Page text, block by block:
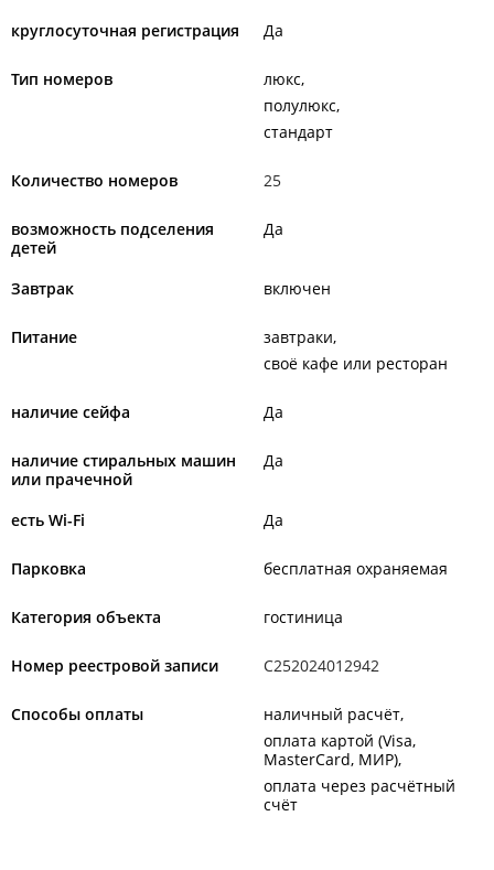
круглосуточная регистрация Да
Тип номеров
люкс
полулюкс
стандарт
Количество номеров 25
возможность подселения
детей
Да
Завтрак включен
Питание
завтраки
своё кафе или ресторан
наличие сейфа Да
наличие стиральных машин
или прачечной
Да
есть Wi-Fi Да
Парковка бесплатная охраняемая
Категория объекта гостиница
Номер реестровой записи С252024012942
Способы оплаты
наличный расчёт
оплата картой (Visa,
MasterCard, МИР)
оплата через расчётный
счёт